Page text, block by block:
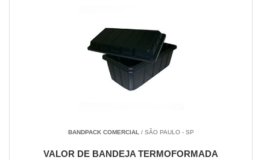
BANDPACK COMERCIAL/ SÃO PAULO - SP
VALOR DE BANDEJA TERMOFORMADA